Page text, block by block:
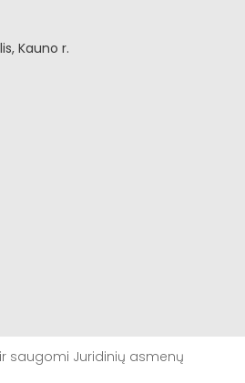
Kauno r.
saugomi Juridinių asmenų